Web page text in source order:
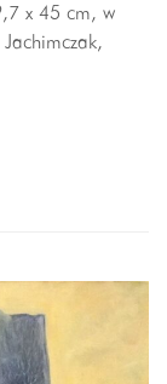
x 45 cm, w